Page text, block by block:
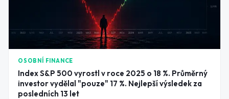
OSOBNÍ FINANCE
Index S&P 500 vyrostl v roce 2025 o 18 %. Průměrný
investor vydělal "pouze" 17 %. Nejlepší výsledek za
posledních 13 let